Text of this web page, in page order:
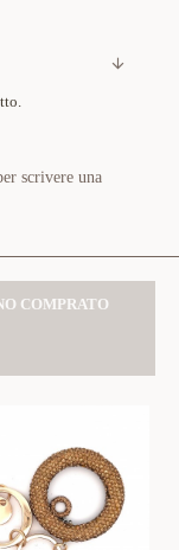
scrivere una
COMPRATO